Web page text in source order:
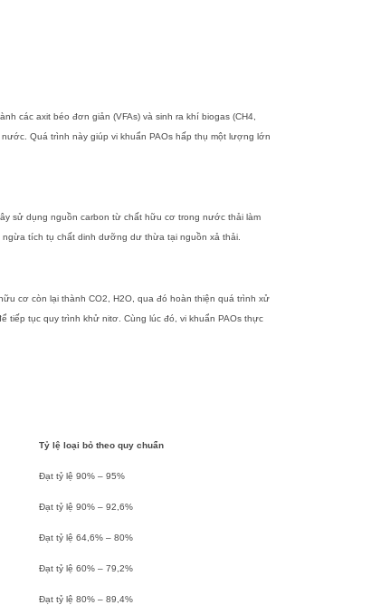
các axit béo đơn giản (VFAs) và sinh ra khí biogas (CH4,
Quá trình này giúp vi khuẩn PAOs hấp thụ một lượng lớn
sử dụng nguồn carbon từ chất hữu cơ trong nước thải làm
tích tụ chất dinh dưỡng dư thừa tại nguồn xả thải.
cơ còn lại thành CO2, H2O, qua đó hoàn thiện quá trình xử
tiếp tục quy trình khử nitơ. Cùng lúc đó, vi khuẩn PAOs thực
Tỷ lệ loại bỏ theo quy chuẩn
Đạt tỷ lệ 90% – 95%
Đạt tỷ lệ 90% – 92,6%
Đạt tỷ lệ 64,6% – 80%
Đạt tỷ lệ 60% – 79,2%
Đạt tỷ lệ 80% – 89,4%